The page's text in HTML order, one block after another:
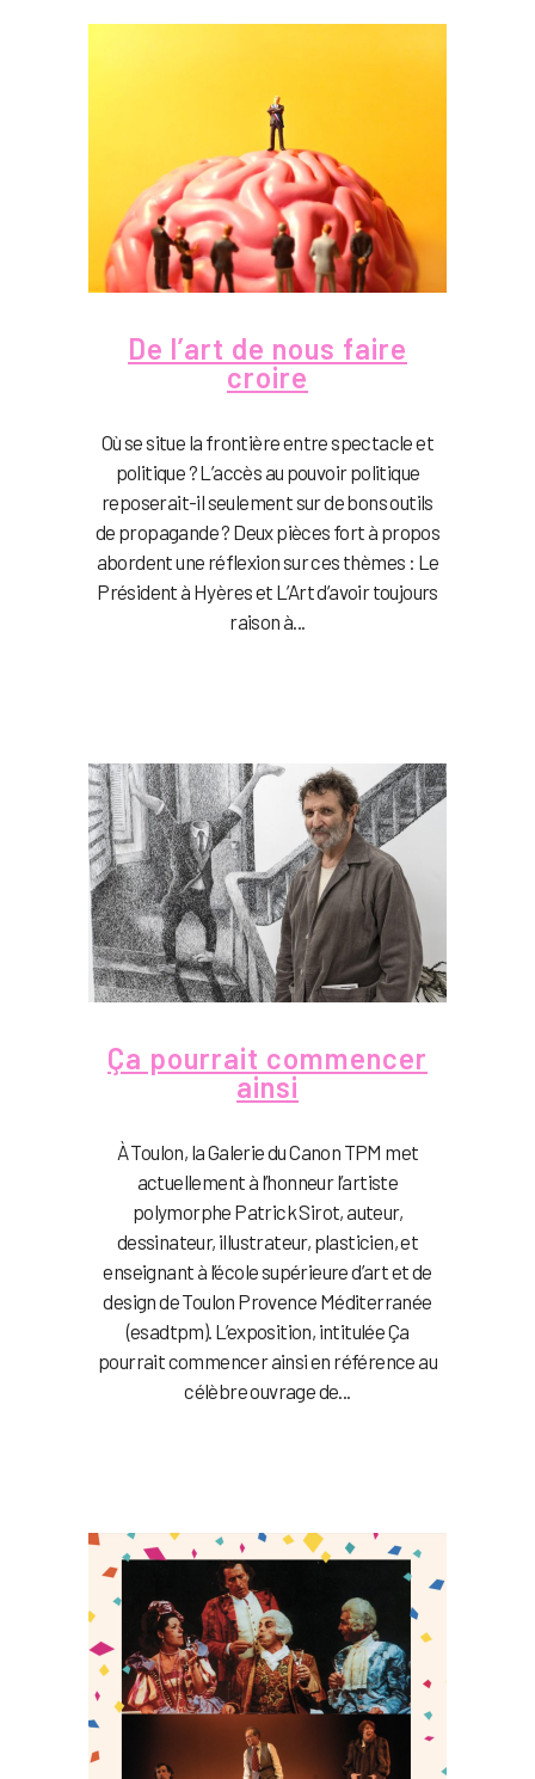
De l’art de nous faire
croire
Où se situe la frontière entre spectacle et
politique ? L’accès au pouvoir politique
reposerait-il seulement sur de bons outils
de propagande ? Deux pièces fort à propos
abordent une réflexion sur ces thèmes : Le
Président à Hyères et L’Art d’avoir toujours
raison à...
Ça pourrait commencer
ainsi
À Toulon, la Galerie du Canon TPM met
actuellement à l’honneur l’artiste
polymorphe Patrick Sirot, auteur,
dessinateur, illustrateur, plasticien, et
enseignant à l’école supérieure d’art et de
design de Toulon Provence Méditerranée
(esadtpm). L’exposition, intitulée Ça
pourrait commencer ainsi en référence au
célèbre ouvrage de...